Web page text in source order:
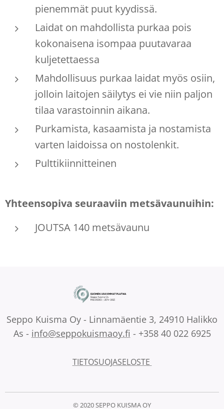
pienemmät puut kyydissä.
Laidat on mahdollista purkaa pois
kokonaisena isompaa puutavaraa
kuljetettaessa
Mahdollisuus purkaa laidat myös osiin,
jolloin laitojen säilytys ei vie niin paljon
tilaa varastoinnin aikana.
Purkamista, kasaamista ja nostamista
varten laidoissa on nostolenkit.
Pulttikiinnitteinen
Yhteensopiva seuraaviin metsävaunuihin:
JOUTSA 140 metsävaunu
Seppo Kuisma Oy - Linnamäentie 3, 24910 Halikko
As - info@seppokuismaoy.fi - +358 40 022 6925
TIETOSUOJASELOSTE
© 2020 SEPPO KUISMA OY